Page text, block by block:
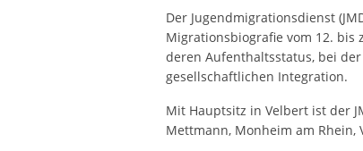
Der Jugendmigrationsdienst
Migrationsbiografie vom 12. bis
deren Aufenthaltsstatus, bei
gesellschaftlichen Integration.
Mit Hauptsitz in Velbert ist der
Mettmann, Monheim am